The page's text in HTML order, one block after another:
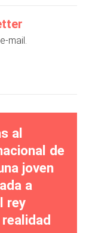
mail.
al
de
joven
a
rey